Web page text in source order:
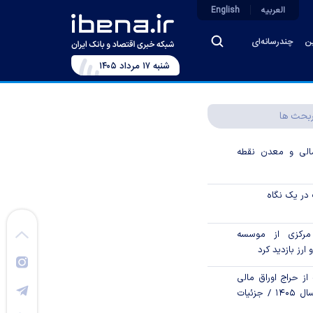
چندرسانه‌ای
العربیه English
شنبه ۱۷ مرداد ۱۴۰۵
ها
و معدن نقطه
یک نگاه
از موسسه
ارز بازدید کرد
حراج اوراق مالی
اسلامی دولتی در سال ۱۴۰۵ / جزئیات